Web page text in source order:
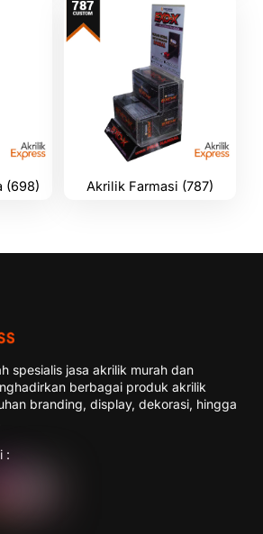
(698) Akrilik Farmasi (787)
spesialis jasa akrilik murah dan
berbagai produk akrilik
branding, display, dekorasi, hingga
: